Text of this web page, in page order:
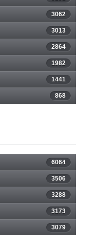
3062
3013
2864
1982
1441
868
6064
3506
3288
3173
3079